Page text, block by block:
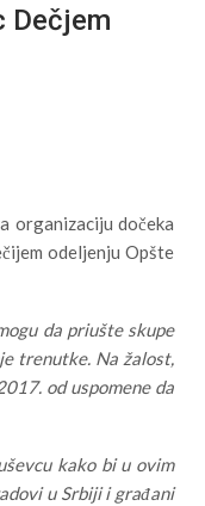
Dečjem
organizaciju dočeka
odeljenju Opšte
da priušte skupe
trenutke. Na žalost,
od uspomene da
kako bi u ovim
u Srbiji i građani